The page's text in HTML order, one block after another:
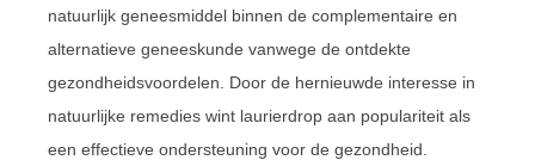
natuurlijk geneesmiddel binnen de complementaire en
alternatieve geneeskunde vanwege de ontdekte
gezondheidsvoordelen. Door de hernieuwde interesse in
natuurlijke remedies wint laurierdrop aan populariteit als
een effectieve ondersteuning voor de gezondheid.